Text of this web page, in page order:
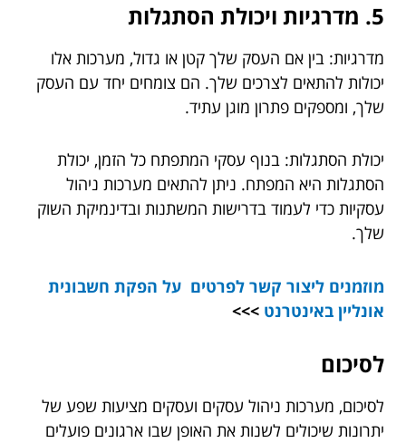
5. מדרגיות ויכולת הסתגלות
מדרגיות: בין אם העסק שלך קטן או גדול, מערכות אלו
יכולות להתאים לצרכים שלך. הם צומחים יחד עם העסק
שלך, ומספקים פתרון מוגן עתיד.
יכולת הסתגלות: בנוף עסקי המתפתח כל הזמן, יכולת
הסתגלות היא המפתח. ניתן להתאים מערכות ניהול
עסקיות כדי לעמוד בדרישות המשתנות ובדינמיקת השוק
שלך.
מוזמנים ליצור קשר לפרטים על הפקת חשבונית
אונליין באינטרנט >>>
לסיכום
לסיכום, מערכות ניהול עסקים ועסקים מציעות שפע של
יתרונות שיכולים לשנות את האופן שבו ארגונים פועלים